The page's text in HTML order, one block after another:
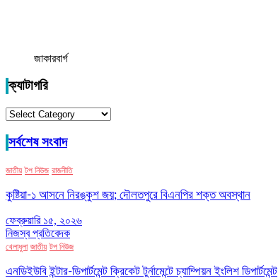
জাকারবার্গ
ক্যাটাগরি
ক্যাটাগরি
সর্বশেষ সংবাদ
জাতীয় টপ নিউজ রাজনীতি
কুষ্টিয়া-১ আসনে নিরঙ্কুশ জয়; দৌলতপুরে বিএনপির শক্ত অবস্থান
ফেব্রুয়ারি ১৫, ২০২৬
নিজস্ব প্রতিবেদক
খেলাধুলা জাতীয় টপ নিউজ
এনডিইউবি ইন্টার-ডিপার্টমেন্ট ক্রিকেট টুর্নামেন্টে চ্যাম্পিয়ন ইংলিশ ডিপার্টমেন্ট